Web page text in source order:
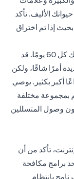
الأليف. تأكد
إذا تم اختراق
احرص أيضًا على تغيير كلمة المرور الخاصة بك كل 60 يومًا. قد
أمرًا شاقًا، ولكن
أكبر بكثير. يوصي
بمجموعة مختلفة
وصول المتسللين
تأكد من أن
برامج مكافحة
بانتظام